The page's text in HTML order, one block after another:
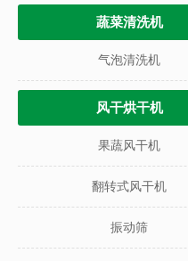
蔬菜清洗机
气泡清洗机
风干烘干机
果蔬风干机
翻转式风干机
振动筛